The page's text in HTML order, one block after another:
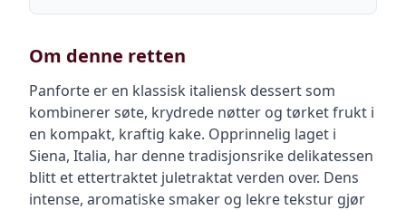
Om denne retten
Panforte er en klassisk italiensk dessert som
kombinerer søte, krydrede nøtter og tørket frukt i
en kompakt, kraftig kake. Opprinnelig laget i
Siena, Italia, har denne tradisjonsrike delikatessen
blitt et ettertraktet juletraktat verden over. Dens
intense, aromatiske smaker og lekre tekstur gjør